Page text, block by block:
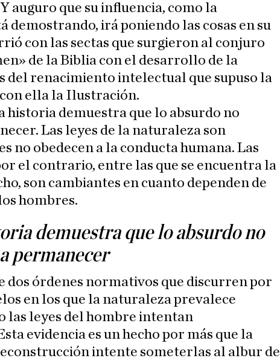
auguro que su inﬂuencia, como la
demostrando, irá poniendo las cosas en su
con las sectas que surgieron al conjuro
de la Biblia con el desarrollo de la
del renacimiento intelectual que supuso la
ella la Ilustración.
historia demuestra que lo absurdo no
Las leyes de la naturaleza son
no obedecen a la conducta humana. Las
el contrario, entre las que se encuentra la
son cambiantes en cuanto dependen de
hombres.
demuestra que lo absurdo no
permanecer
dos órdenes normativos que discurren por
en los que la naturaleza prevalece
las leyes del hombre intentan
evidencia es un hecho por más que la
intente someterlas al albur de